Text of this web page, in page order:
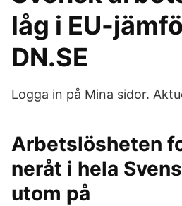
låg i EU-
DN.SE
Logga in på Mina sidor.
Arbetslösheten
neråt i hela
utom på